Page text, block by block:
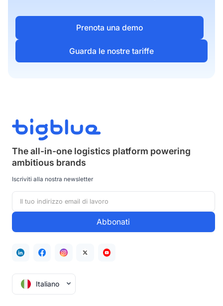
Prenota una demo
Guarda le nostre tariffe
The all-in-one logistics platform powering
ambitious brands
Iscriviti alla nostra newsletter
Italiano